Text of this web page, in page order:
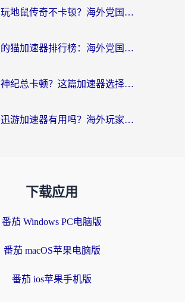
德国怎么玩地鼠传奇不卡顿？海外党国服游戏加速全攻略（含战双EVE实用指南）
超越时空的猫加速器排行榜：海外党国服游戏不卡顿的终极选择指南
英国玩枪神纪总卡顿？这篇加速器选择指南帮你告别延迟（附实测推荐）
最强蜗牛迅游加速器有用吗？海外玩家国服游戏加速避坑指南（附德国玩忍者必须死3流星蝴蝶剑解决办法）
下载应用
番茄 Windows PC电脑版
番茄 macOS苹果电脑版
番茄 ios苹果手机版